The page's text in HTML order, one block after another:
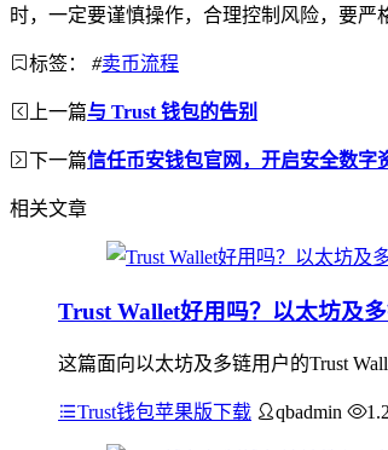
时，一定要谨慎操作，合理控制风险，要
标签： #卖币流程
上一篇与 Trust 钱包的告别
下一篇信任币安钱包官网，开启安全数字
相关文章
Trust Wallet好用吗？以太坊及
这篇面向以太坊及多链用户的Trust
Trust钱包苹果版下载 qbadmin